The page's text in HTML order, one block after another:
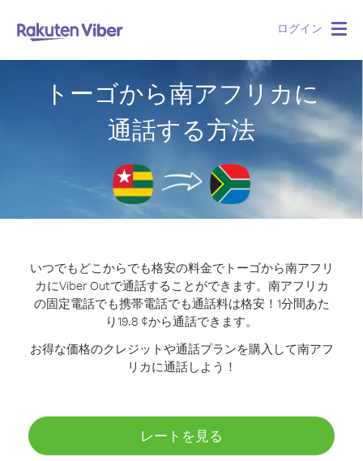
ログイン
トーゴから南アフリカに
通話する方法
いつでもどこからでも格安の料金でトーゴから南アフリ
カにViber Outで通話することができます。 南アフリカ
の固定電話でも携帯電話でも通話料は格安！1分間あた
り19.8 ¢から通話できます。
お得な価格のクレジットや通話プランを購入して南アフ
リカに通話しよう！
レートを見る